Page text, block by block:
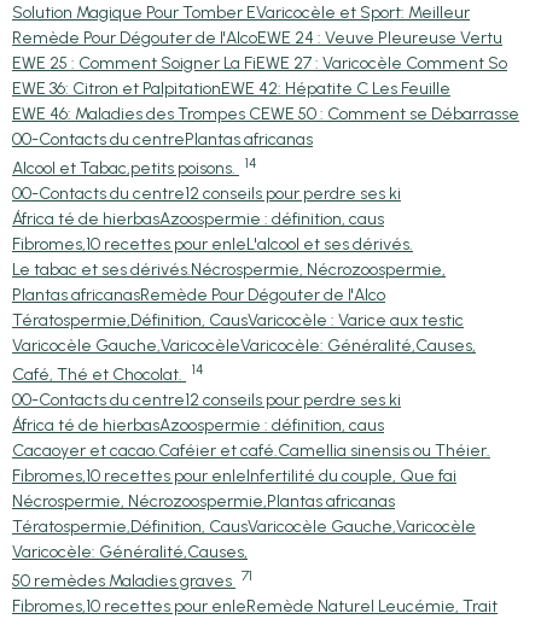
Solution Magique Pour Tomber EVaricocèle et Sport: Meilleur
Remède Pour Dégouter de l'AlcoEWE 24 : Veuve Pleureuse Vertu
EWE 25 : Comment Soigner La FiEWE 27 : Varicocèle Comment So
EWE 36: Citron et PalpitationEWE 42: Hépatite C Les Feuille
EWE 46: Maladies des Trompes CEWE 50 : Comment se Débarrasse
00-Contacts du centrePlantas africanas
Alcool et Tabac,petits poisons.
14
00-Contacts du centre12 conseils pour perdre ses ki
África té de hierbasAzoospermie : définition, caus
Fibromes,10 recettes pour enleL'alcool et ses dérivés.
Le tabac et ses dérivés.Nécrospermie, Nécrozoospermie,
Plantas africanasRemède Pour Dégouter de l'Alco
Tératospermie,Définition, CausVaricocèle : Varice aux testic
Varicocèle Gauche,VaricocèleVaricocèle: Généralité,Causes,
Café, Thé et Chocolat.
14
00-Contacts du centre12 conseils pour perdre ses ki
África té de hierbasAzoospermie : définition, caus
Cacaoyer et cacao.Caféier et café.Camellia sinensis ou Théier.
Fibromes,10 recettes pour enleInfertilité du couple, Que fai
Nécrospermie, Nécrozoospermie,Plantas africanas
Tératospermie,Définition, CausVaricocèle Gauche,Varicocèle
Varicocèle: Généralité,Causes,
50 remèdes Maladies graves 71
Fibromes,10 recettes pour enleRemède Naturel Leucémie, Trait